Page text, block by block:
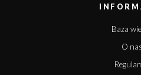
Baza
O